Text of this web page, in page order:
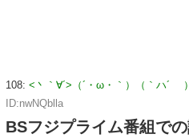
108: <丶｀∀´>（´・ω・｀）（｀ハ´
ID:nwNQblla
BSフジプライム番組での